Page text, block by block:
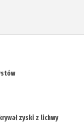
zyski z lichwy